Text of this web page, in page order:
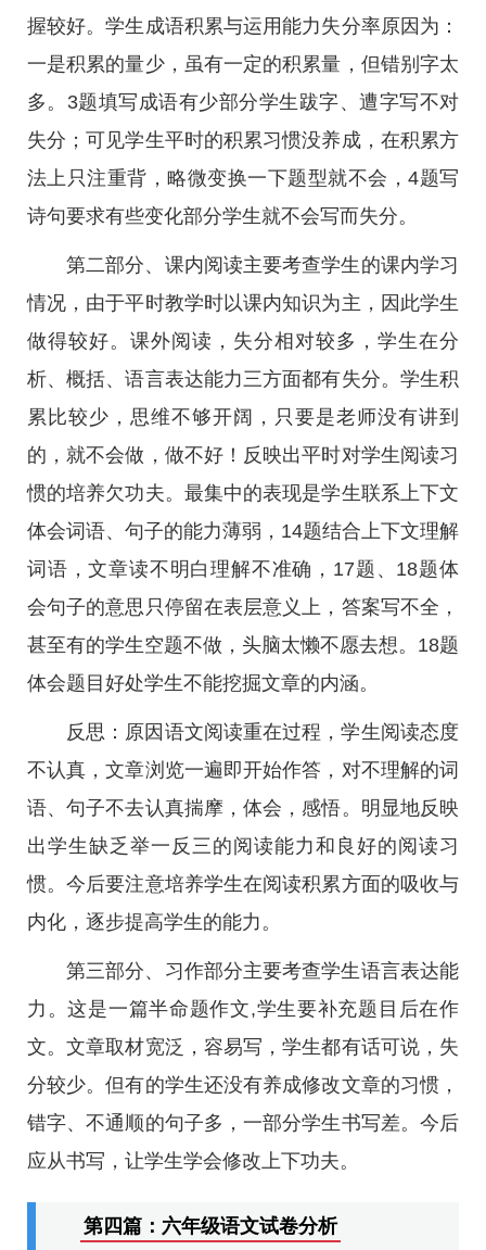
握较好。学生成语积累与运用能力失分率原因为：
一是积累的量少，虽有一定的积累量，但错别字太
多。3题填写成语有少部分学生跋字、遭字写不对
失分；可见学生平时的积累习惯没养成，在积累方
法上只注重背，略微变换一下题型就不会，4题写
诗句要求有些变化部分学生就不会写而失分。
第二部分、课内阅读主要考查学生的课内学习
情况，由于平时教学时以课内知识为主，因此学生
做得较好。课外阅读，失分相对较多，学生在分
析、概括、语言表达能力三方面都有失分。学生积
累比较少，思维不够开阔，只要是老师没有讲到
的，就不会做，做不好！反映出平时对学生阅读习
惯的培养欠功夫。最集中的表现是学生联系上下文
体会词语、句子的能力薄弱，14题结合上下文理解
词语，文章读不明白理解不准确，17题、18题体
会句子的意思只停留在表层意义上，答案写不全，
甚至有的学生空题不做，头脑太懒不愿去想。18题
体会题目好处学生不能挖掘文章的内涵。
反思：原因语文阅读重在过程，学生阅读态度
不认真，文章浏览一遍即开始作答，对不理解的词
语、句子不去认真揣摩，体会，感悟。明显地反映
出学生缺乏举一反三的阅读能力和良好的阅读习
惯。今后要注意培养学生在阅读积累方面的吸收与
内化，逐步提高学生的能力。
第三部分、习作部分主要考查学生语言表达能
力。这是一篇半命题作文,学生要补充题目后在作
文。文章取材宽泛，容易写，学生都有话可说，失
分较少。但有的学生还没有养成修改文章的习惯，
错字、不通顺的句子多，一部分学生书写差。今后
应从书写，让学生学会修改上下功夫。
第四篇：六年级语文试卷分析